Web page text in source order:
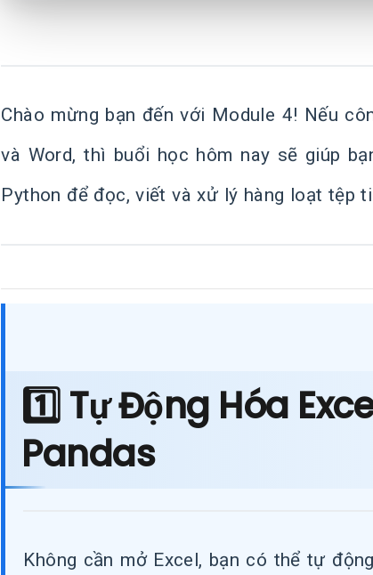
Chào mừng bạn đến với Module 4! Nếu
và Word, thì buổi học hôm nay sẽ giúp
Python để đọc, viết và xử lý hàng loạt tệp
1️⃣ Tự Động Hóa
Pandas
Không cần mở Excel, bạn có thể tự